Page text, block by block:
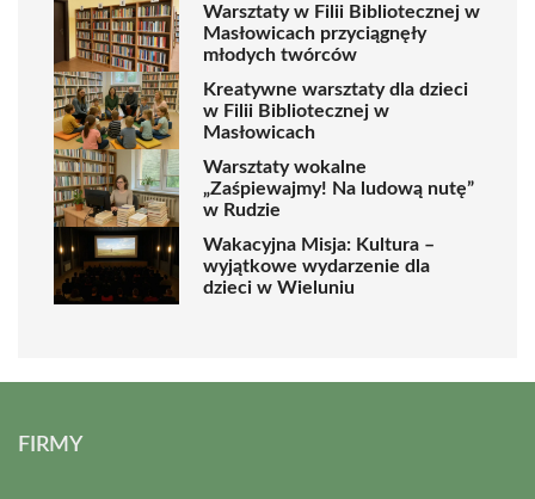
Warsztaty w Filii Bibliotecznej w
Masłowicach przyciągnęły
młodych twórców
Kreatywne warsztaty dla dzieci
w Filii Bibliotecznej w
Masłowicach
Warsztaty wokalne
„Zaśpiewajmy! Na ludową nutę”
w Rudzie
Wakacyjna Misja: Kultura –
wyjątkowe wydarzenie dla
dzieci w Wieluniu
FIRMY